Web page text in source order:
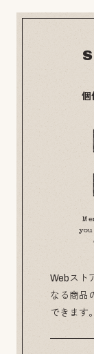
個
Webスト
なる商品
できます。